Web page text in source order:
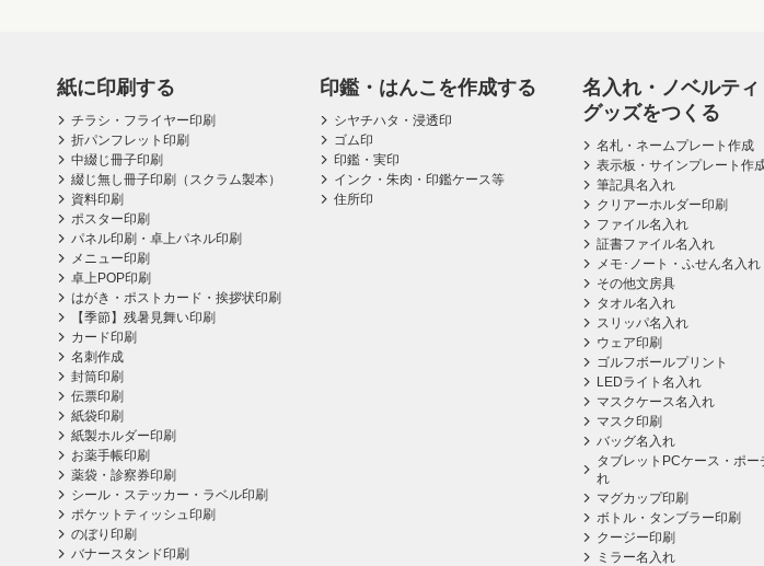
紙に印刷する
チラシ・フライヤー印刷
折パンフレット印刷
中綴じ冊子印刷
綴じ無し冊子印刷（スクラム製本）
資料印刷
ポスター印刷
パネル印刷・卓上パネル印刷
メニュー印刷
卓上POP印刷
はがき・ポストカード・挨拶状印刷
【季節】残暑見舞い印刷
カード印刷
名刺作成
封筒印刷
伝票印刷
紙袋印刷
紙製ホルダー印刷
お薬手帳印刷
薬袋・診察券印刷
シール・ステッカー・ラベル印刷
ポケットティッシュ印刷
のぼり印刷
バナースタンド印刷
印鑑・はんこを作成する
シヤチハタ・浸透印
ゴム印
印鑑・実印
インク・朱肉・印鑑ケース等
住所印
名入れ・ノベルティ
グッズをつくる
名札・ネームプレート作成
表示板・サインプレート作
筆記具名入れ
クリアーホルダー印刷
ファイル名入れ
証書ファイル名入れ
メモ･ノート・ふせん名入れ
その他文房具
タオル名入れ
スリッパ名入れ
ウェア印刷
ゴルフボールプリント
LEDライト名入れ
マスクケース名入れ
マスク印刷
バッグ名入れ
タブレットPCケース・ポー
れ
マグカップ印刷
ボトル・タンブラー印刷
クージー印刷
ミラー名入れ